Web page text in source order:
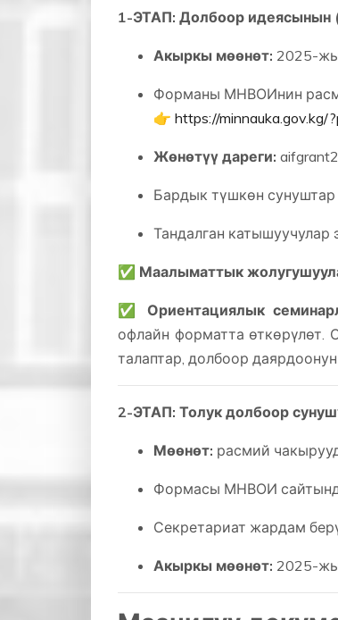
1-ЭТАП: Долбоор идеясынын
Акыркы мөөнөт: 2025-
Форманы МНВОИнин
👉 https://minnauka.gov.kg/
Жөнөтүү дареги:
Бардык түшкөн сунуштар
Тандалган катышуучулар
✅ Маалыматтык
✅Ориентациялык
офлайн форматта өткөрүлөт.
талаптар, долбоор
2-ЭТАП: Толук долбоор
Мөөнөт: расмий
Формасы МНВОИ
Секретариат жардам
Акыркы мөөнөт: 2025-